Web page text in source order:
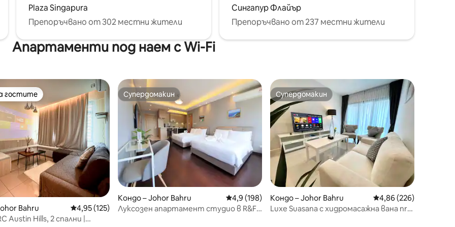
Plaza Singapura
Препоръчвано от 302 местни жители
Сингапур Флайър
Препоръчвано от 237 местни жители
Апартаменти под наем с Wi-Fi
5, 146 отзива
гостите
гостите
Bahru Средна оценка: 4,95 от 5, 125 отзива
4,95 (125)
Austin Hills, 2 спални |
Супердомакин
Супердомакин
Кондо – Johor Bahru Средна оценка: 4,9 от 5, 198 отзива
4,9 (198)
Луксозен апартамент студио в R&F
Супердомакин
Супердомакин
Кондо – Johor Bahru Средна оценка: 4,86
4,86 (226)
Luxe Suasana с хидромасажна вана nr